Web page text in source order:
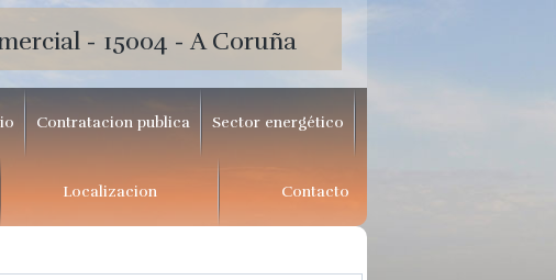
- 15004 - A Coruña
Contratacion publica Sector energético
Localizacion Contacto